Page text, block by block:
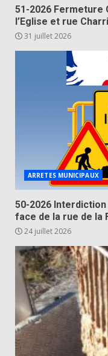
51-2026 Fermeture
l’Eglise et rue
31 juillet 2026
ARRETES MUNICIPAUX
50-2026
face de la rue de la
24 juillet 2026